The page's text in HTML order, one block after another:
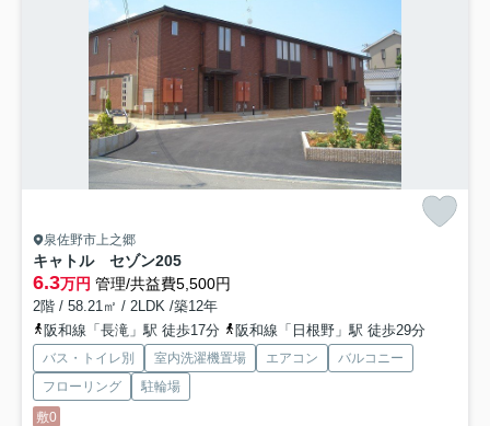
泉佐野市上之郷
キャトル セゾン205
6.3万円 管理/共益費5,500円
2階 / 58.21㎡ / 2LDK /築12年
阪和線「長滝」駅 徒歩17分
阪和線「日根野」駅 徒歩29分
バス・トイレ別 室内洗濯機置場 エアコン
バルコニー
フローリング
駐輪場
敷0